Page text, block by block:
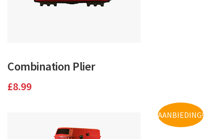
Combination Plier
£8.99
AANBIEDING!